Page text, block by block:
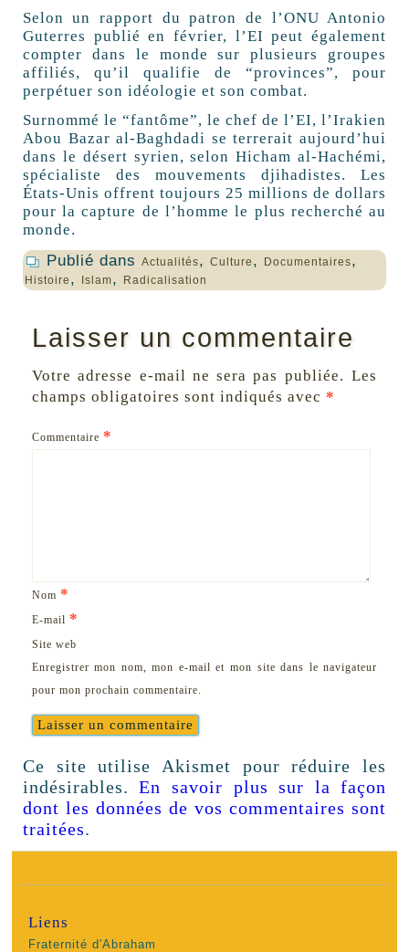
Selon un rapport du patron de l’ONU Antonio
Guterres publié en février, l’EI peut également
compter dans le monde sur plusieurs groupes
affiliés, qu’il qualifie de “provinces”, pour
perpétuer son idéologie et son combat.
Surnommé le “fantôme”, le chef de l’EI, l’Irakien
Abou Bazar al-Baghdadi se terrerait aujourd’hui
dans le désert syrien, selon Hicham al-Hachémi,
spécialiste des mouvements djihadistes. Les
États-Unis offrent toujours 25 millions de dollars
pour la capture de l’homme le plus recherché au
monde.
Publié dans Actualités, Culture , Documentaires,
Histoire , Islam, Radicalisation
Laisser un commentaire
Votre adresse e-mail ne sera pas publiée. Les
champs obligatoires sont indiqués avec *
Commentaire *
Nom *
E-mail *
Site web
Enregistrer mon nom, mon e-mail et mon site dans le navigateur
pour mon prochain commentaire.
Ce site utilise Akismet pour réduire les
indésirables.En savoir plus sur la façon
dont les données de vos commentaires sont
traitées.
Liens
Fraternité d'Abraham